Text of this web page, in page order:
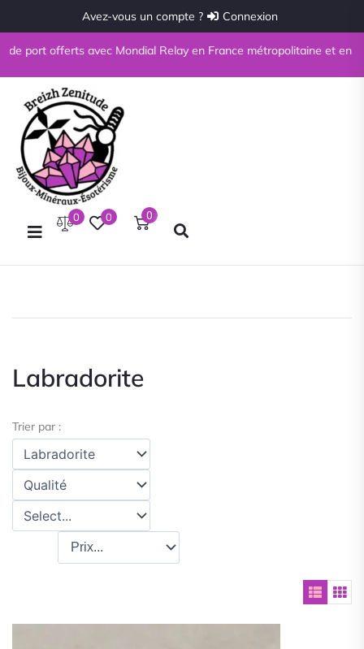
Avez-vous un compte ? Connexion
port offerts avec Mondial Relay en France métropolitaine et en
0 0 0
Labradorite
Trier par :